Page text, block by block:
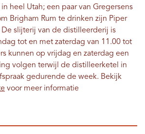
in heel Utah; een paar van Gregersens
Brigham Rum te drinken zijn Piper
De slijterij van de distilleerderij is
tot en met zaterdag van 11.00 tot
kunnen op vrijdag en zaterdag een
volgen terwijl de distilleerketel in
gedurende de week. Bekijk
voor meer informatie